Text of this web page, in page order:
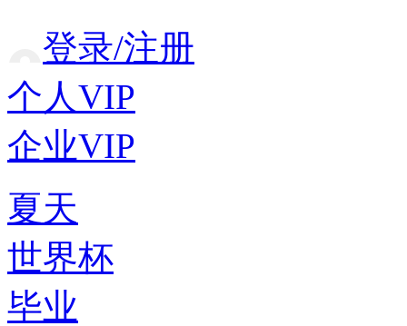
登录/注册
个人VIP
企业VIP
夏天
世界杯
毕业